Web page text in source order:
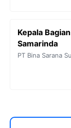
Kepala
Samarinda
PT Bina Sarana